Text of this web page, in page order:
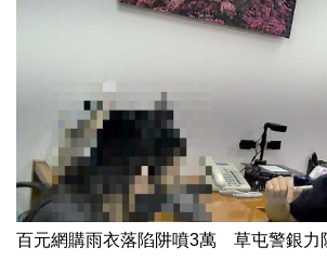
百元網購雨衣落陷阱噴3萬 草屯警銀力